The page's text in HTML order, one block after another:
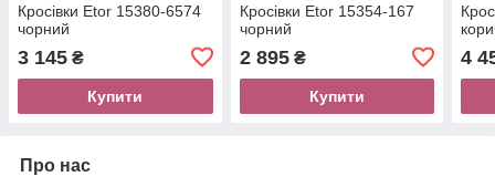
Кросівки Etor 15380-6574
чорний
3 145 ₴
Купити
Кросівки Etor 15354-167
чорний
2 895₴
Купити
4
Про нас